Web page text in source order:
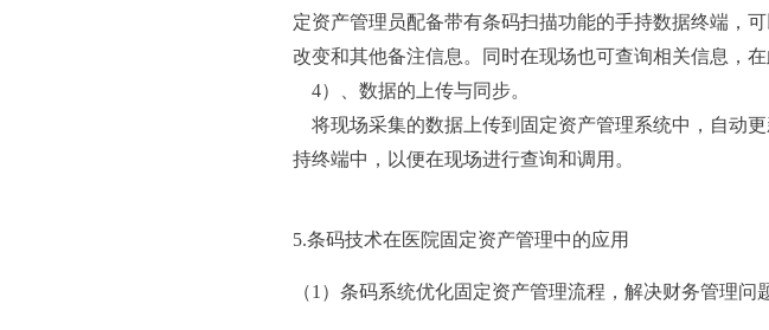
定资产管理员配备带有条码扫描功能的手持数据终端，
改变和其他备注信息。同时在现场也可查询相关信息，
4）、数据的上传与同步。
将现场采集的数据上传到固定资产管理系统中，自动
持终端中，以便在现场进行查询和调用。
5.条码技术在医院固定资产管理中的应用
（1）条码系统优化固定资产管理流程，解决财务管理问